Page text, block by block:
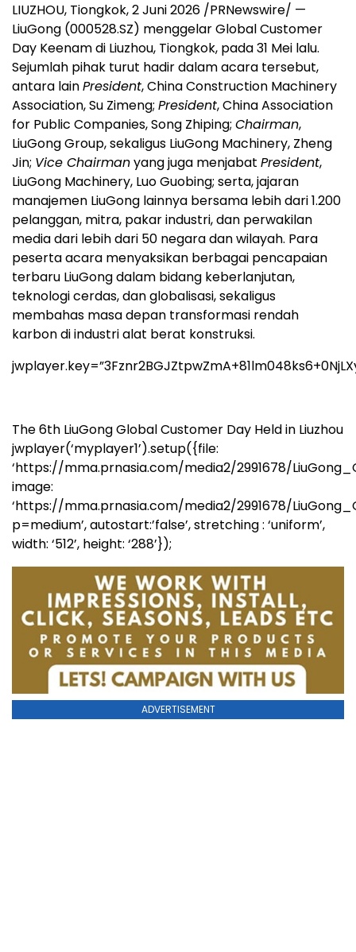
LIUZHOU, Tiongkok, 2 Juni 2026 /PRNewswire/ —
LiuGong (000528.SZ) menggelar Global Customer
Day Keenam di Liuzhou, Tiongkok, pada 31 Mei lalu.
Sejumlah pihak turut hadir dalam acara tersebut,
antara lainPresident, China Construction Machinery
Association, Su Zimeng; President, China Association
for Public Companies, Song Zhiping; Chairman,
LiuGong Group, sekaligus LiuGong Machinery, Zheng
Jin; Vice Chairmanyang juga menjabat President,
LiuGong Machinery, Luo Guobing; serta, jajaran
manajemen LiuGong lainnya bersama lebih dari 1.200
pelanggan, mitra, pakar industri, dan perwakilan
media dari lebih dari 50 negara dan wilayah. Para
peserta acara menyaksikan berbagai pencapaian
terbaru LiuGong dalam bidang keberlanjutan,
teknologi cerdas, dan globalisasi, sekaligus
membahas masa depan transformasi rendah
karbon di industri alat berat konstruksi.
The 6th LiuGong Global Customer Day Held in Liuzhou
jwplayer(‘myplayer1’).setup({file:
‘https://mma.prnasia.com/media2/2991678/
image:
‘https://mma.prnasia.com/media2/2991678/
p=medium’, autostart:’false’, stretching : ‘uniform’,
width: ‘512’, height: ‘288’});
ADVERTISEMENT